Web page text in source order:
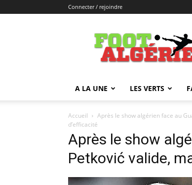
Connecter / rejoindre
A LA UNE LES VERTS
Accueil Après le show algérien face au
d’efficacité
Après le show
Petković valide,